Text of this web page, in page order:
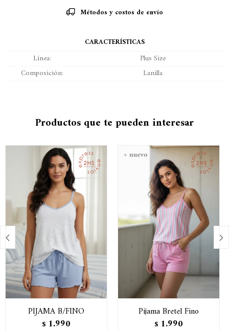
Métodos y costos de envío
CARACTERÍSTICAS
Línea
Plus Size
Composición
Lanilla
Productos que te pueden interesar
PIJAMA B/FINO
$ 1.990
Pijama Bretel Fino
$ 1.990
 